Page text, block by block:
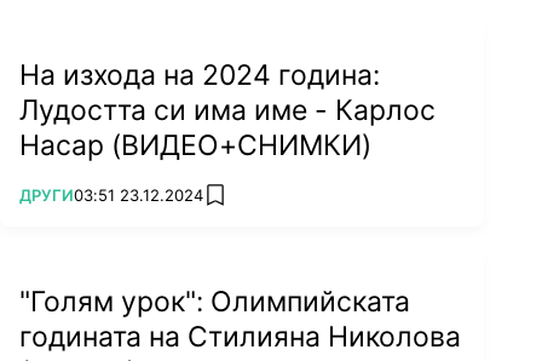
Снимка: Lap.bg
Томова и Наваро се са сблъсквали само
веднъж на ниво WTA - в четвъртфиналите на
турнира в Хоубарт (Австралия) в началото на
"Нямам очаквания, честно казано. Играхме в
Хоубарт. Доста добра година за нея, но пък и
На изхода на 2024 година:
Лудостта си има име - Карлос
Насар (ВИДЕО+СНИМКИ)
ПОВЕЧЕ ОТ
ДРУГИ03:51 23.12.2024 add favorites
"Голям урок": Олимпийската
годината на Стилияна Николова